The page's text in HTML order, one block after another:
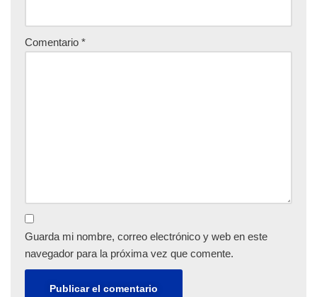
Comentario *
Guarda mi nombre, correo electrónico y web en este
navegador para la próxima vez que comente.